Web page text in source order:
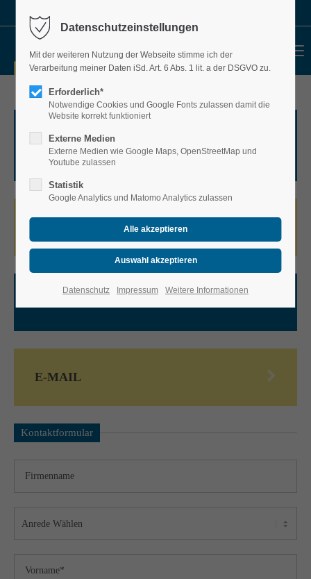
ADRESSE
S.A.C. NET
E-MAIL
Kontaktformular
Datenschutzeinstellungen
Mit der weiteren Nutzung der Webseite stimme ich der
Verarbeitung meiner Daten iSd. Art. 6 Abs. 1 lit. a der DSGVO zu.
Erforderlich*
Notwendige Cookies und Google Fonts zulassen damit die
Website korrekt funktioniert
Externe Medien
Externe Medien wie Google Maps, OpenStreetMap und
Youtube zulassen
Statistik
Google Analytics und Matomo Analytics zulassen
Datenschutz Impressum Weitere Informationen